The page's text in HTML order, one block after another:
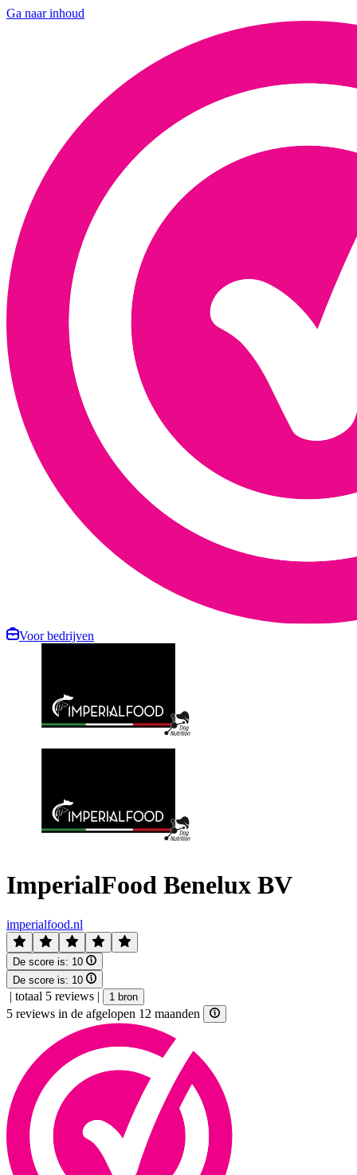
Ga naar inhoud
Voor bedrijven
ImperialFood Benelux BV
imperialfood.nl
De score is: 10
De score is: 10
| totaal 5 reviews | 1 bron
5 reviews in de afgelopen 12 maanden